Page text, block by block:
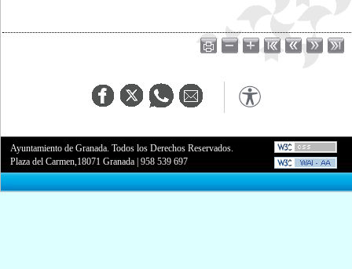
Ayuntamiento de Granada. Todos los Derechos Reservados.
Plaza del Carmen,18071 Granada |958 539 697